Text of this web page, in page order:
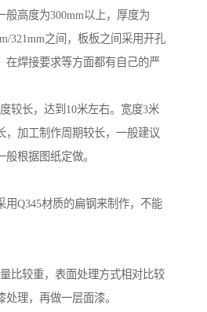
般高度为300mm以上，厚度为
321mm之间，板板之间采用开孔
在焊接要求等方面都有自己的严
较长，达到10米左右。宽度3米
，加工制作周期较长，一般建议
根据图纸定做。
用Q345材质的扁钢来制作，不能
比较重，表面处理方式相对比较
理，再做一层面漆。